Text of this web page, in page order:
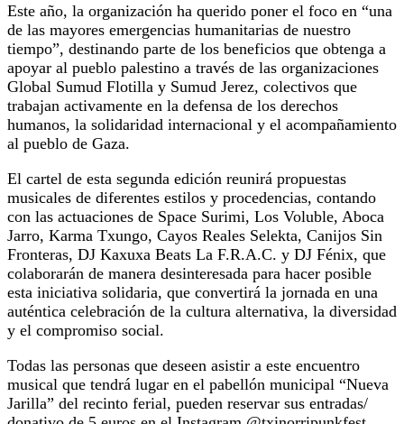
Este año, la organización ha querido poner el foco en “una
de las mayores emergencias humanitarias de nuestro
tiempo”, destinando parte de los beneficios que obtenga a
apoyar al pueblo palestino a través de las organizaciones
Global Sumud Flotilla y Sumud Jerez, colectivos que
trabajan activamente en la defensa de los derechos
humanos, la solidaridad internacional y el acompañamiento
al pueblo de Gaza.
El cartel de esta segunda edición reunirá propuestas
musicales de diferentes estilos y procedencias, contando
con las actuaciones de Space Surimi, Los Voluble, Aboca
Jarro, Karma Txungo, Cayos Reales Selekta, Canijos Sin
Fronteras, DJ Kaxuxa Beats La F.R.A.C. y DJ Fénix, que
colaborarán de manera desinteresada para hacer posible
esta iniciativa solidaria, que convertirá la jornada en una
auténtica celebración de la cultura alternativa, la diversidad
y el compromiso social.
Todas las personas que deseen asistir a este encuentro
musical que tendrá lugar en el pabellón municipal “Nueva
Jarilla” del recinto ferial, pueden reservar sus entradas/